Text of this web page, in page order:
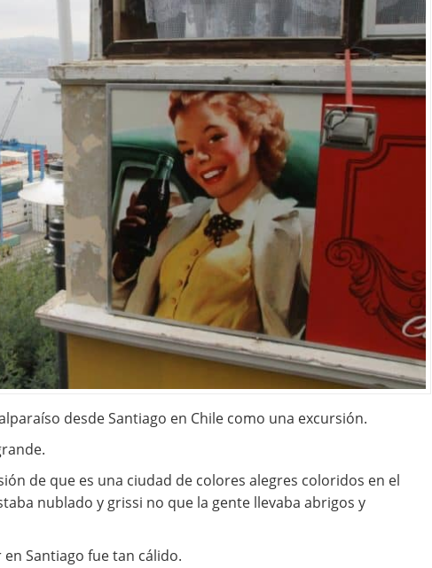
desde Santiago en Chile como una excursión.
de que es una ciudad de colores alegres coloridos en el
nublado y grissi no que la gente llevaba abrigos y
Santiago fue tan cálido.